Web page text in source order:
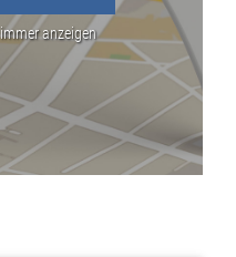
anzeigen